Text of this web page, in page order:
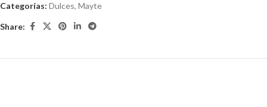
Categorías: Dulces, Mayte
Share: